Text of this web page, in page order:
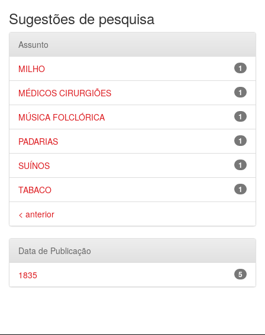
Sugestões de pesquisa
Assunto
1
MILHO
1
MÉDICOS CIRURGIÕES
1
MÚSICA FOLCLÓRICA
1
PADARIAS
1
SUÍNOS
1
TABACO
< anterior
Data de Publicação
5
1835